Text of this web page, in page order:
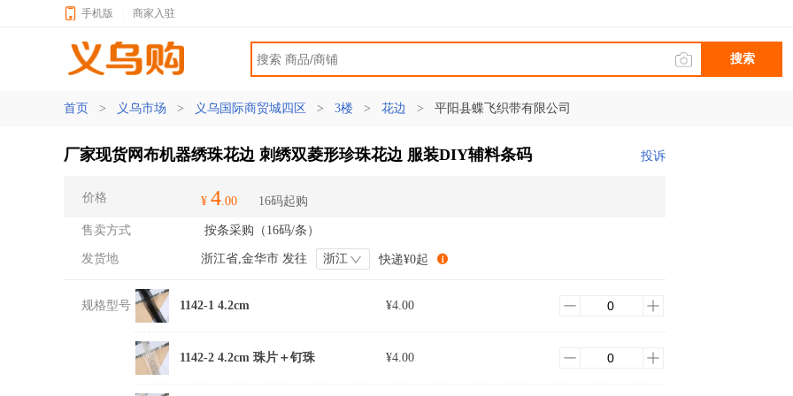
手机版 商家入驻
搜索
首页 > 义乌市场 > 义乌国际商贸城四区 > 3楼 > 花边 > 平阳县蝶飞织带有限公司
厂家现货网布机器绣珠花边 刺绣双菱形珍珠花边 服装DIY辅料条码 投诉
价格 ¥ 4.00 16码起购
售卖方式 按条采购（16码/条）
发货地 浙江省,金华市 发往 浙江 快递¥0起
规格型号 1142-1 4.2cm ¥4.00
1142-2 4.2cm 珠片＋钉珠 ¥4.00